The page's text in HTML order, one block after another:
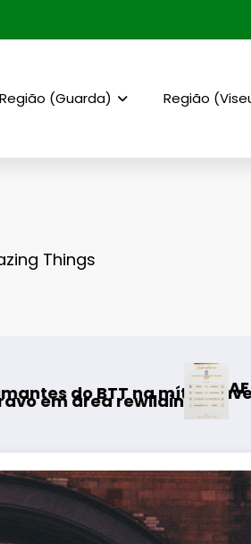
Região (Guarda) Região
Things
Cidade da Guarda
AF Viseu – Campeonato da